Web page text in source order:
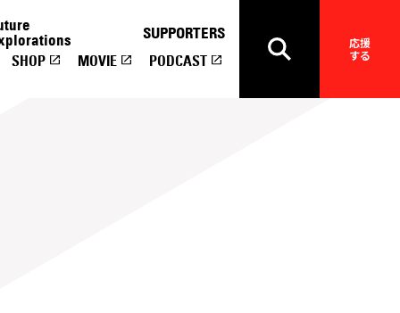
応援
する
SUPPORTERS
SHOP MOVIE PODCAST